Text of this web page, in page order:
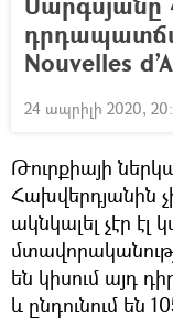
Nouvelles
24 ապրիլի 2020,
Թուրքիայի
Հախվերդյանին
ակնկալել չէր էլ
են կիսում այդ
և ընդունում են